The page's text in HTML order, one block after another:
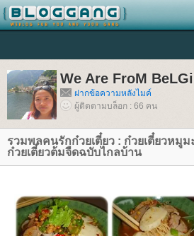
We Are FroM
ฝากข้อความหลังไมค์
ผู้ติดตามบล็อก : 66 คน
รวมพลคนรักก๋วยเตี๋ยว : ก๋วยเตี๋ยวหมู
ก๋วยเตี๋ยวต้มจืดฉบับไกลบ้าน